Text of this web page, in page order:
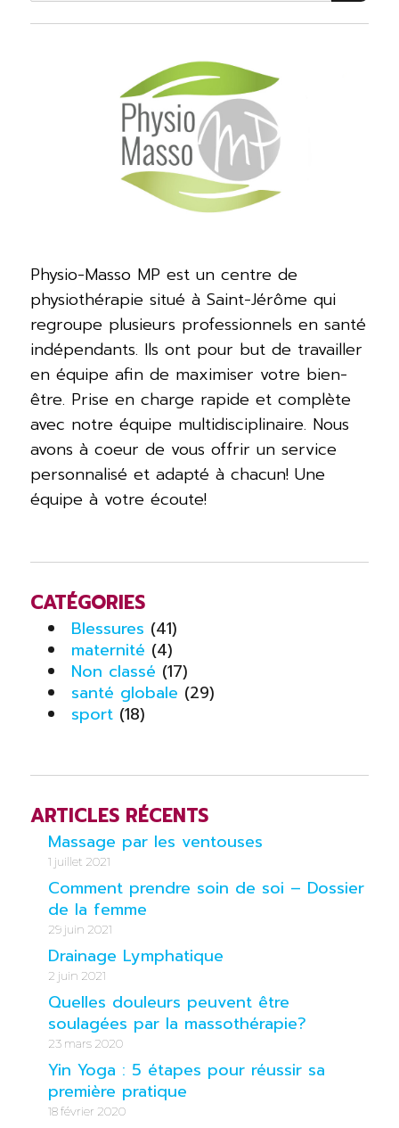
Physio-Masso MP est un centre de
physiothérapie situé à Saint-Jérôme qui
regroupe plusieurs professionnels en santé
indépendants. Ils ont pour but de travailler
en équipe afin de maximiser votre bien-
être. Prise en charge rapide et complète
avec notre équipe multidisciplinaire. Nous
avons à coeur de vous offrir un service
personnalisé et adapté à chacun! Une
équipe à votre écoute!
CATÉGORIES
Blessures (41)
maternité (4)
Non classé (17)
santé globale (29)
sport (18)
ARTICLES RÉCENTS
Massage par les ventouses
1 juillet 2021
Comment prendre soin de soi – Dossier
de la femme
29 juin 2021
Drainage Lymphatique
2 juin 2021
Quelles douleurs peuvent être
soulagées par la massothérapie?
23 mars 2020
Yin Yoga : 5 étapes pour réussir sa
première pratique
18 février 2020